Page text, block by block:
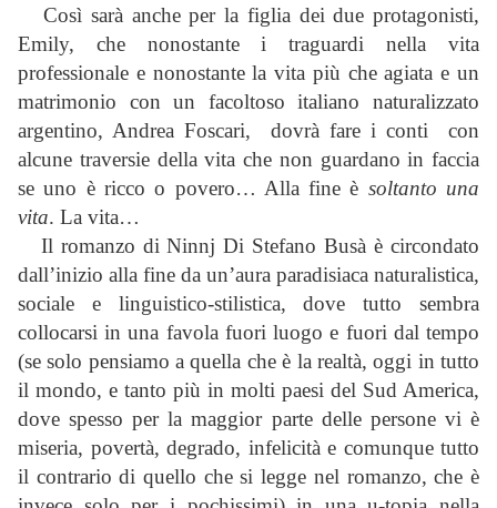
Così sarà anche per la figlia dei due protagonisti,
Emily, che nonostante i traguardi nella vita
professionale e nonostante la vita più che agiata e un
matrimonio con un facoltoso italiano naturalizzato
argentino, Andrea Foscari, dovrà fare i conti con
alcune traversie della vita che non guardano in faccia
se uno è ricco o povero… Alla fine è soltanto una
vita. La vita…
Il romanzo di Ninnj Di Stefano Busà è circondato
dall’inizio alla fine da un’aura paradisiaca naturalistica,
sociale e linguistico-stilistica, dove tutto sembra
collocarsi in una favola fuori luogo e fuori dal tempo
(se solo pensiamo a quella che è la realtà, oggi in tutto
il mondo, e tanto più in molti paesi del Sud America,
dove spesso per la maggior parte delle persone vi è
miseria, povertà, degrado, infelicità e comunque tutto
il contrario di quello che si legge nel romanzo, che è